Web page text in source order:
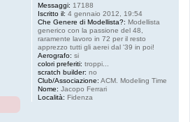
Messaggi: 17188
Iscritto il: 4 gennaio 2012, 19:54
Che Genere di Modellista?: Modellista
generico con la passione del 48,
raramente lavoro in 72 per il resto
apprezzo tutti gli aerei dal '39 in poi!
Aerografo: si
colori preferiti: troppi...
scratch builder: no
Club/Associazione: ACM. Modeling Time
Nome: Jacopo Ferrari
Località: Fidenza